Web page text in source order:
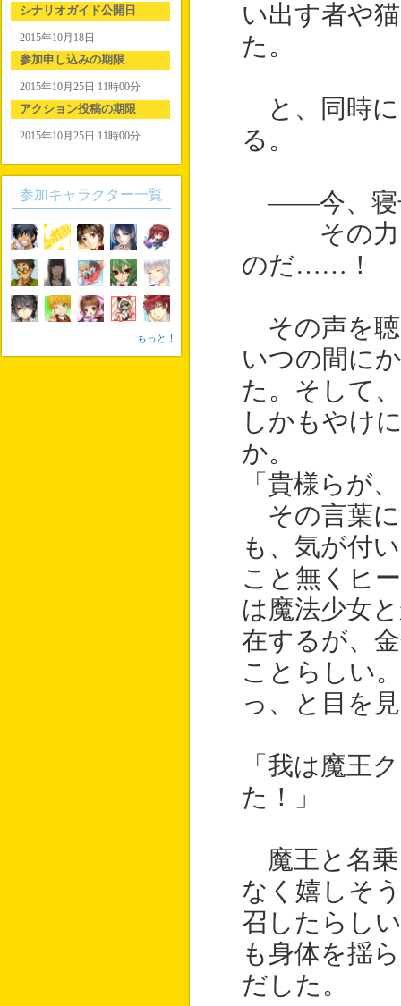
い出す者や
た。
と、同時に
る。
――今、寝
その力を
のだ……！
その声を聴
いつの間に
た。そして
しかもやけ
か。
「貴様らが
その言葉に
も、気が付
こと無くヒ
は魔法少女
在するが、
ことらしい
っ、と目を
「我は魔王
た！」
魔王と名乗
なく嬉しそ
召したらし
も身体を揺
だした。
シナリオガイド公開日
2015年10月18日
参加申し込みの期限
2015年10月25日 11時00分
アクション投稿の期限
2015年10月25日 11時00分
参加キャラクター一覧
もっと！